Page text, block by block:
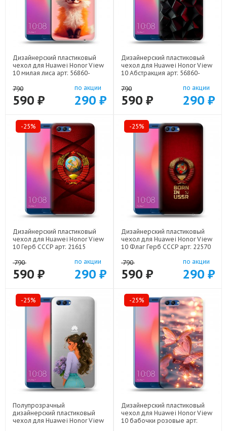
Дизайнерский пластиковый
чехол для Huawei Honor View
10 милая лиса арт: 56860-
790
590 ₽
по акции
290 ₽
Дизайнерский пластиковый
чехол для Huawei Honor View
10 Абстракция арт: 56860-
790
590 ₽
по акции
290 ₽
-25%
Дизайнерский пластиковый
чехол для Huawei Honor View
10 Герб СССР арт: 21615
790
590 ₽
по акции
290 ₽
-25%
Дизайнерский пластиковый
чехол для Huawei Honor View
10 Флаг Герб СССР арт: 22570
790
590 ₽
по акции
290 ₽
-25%
Полупрозрачный
дизайнерский пластиковый
чехол для Huawei Honor View
-25%
Дизайнерский пластиковый
чехол для Huawei Honor View
10 бабочки розовые арт: